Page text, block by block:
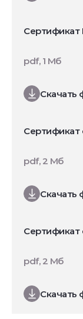
Сертификат
Скачать
pdf, 1 Мб
Сертификат
Скачать
pdf, 2 Мб
Сертификат
Скачать
pdf, 2 Мб